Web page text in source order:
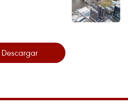
Descargar